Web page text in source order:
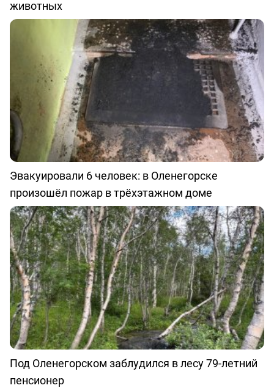
животных
Эвакуировали 6 человек: в Оленегорске
произошёл пожар в трёхэтажном доме
Под Оленегорском заблудился в лесу 79-летний
пенсионер